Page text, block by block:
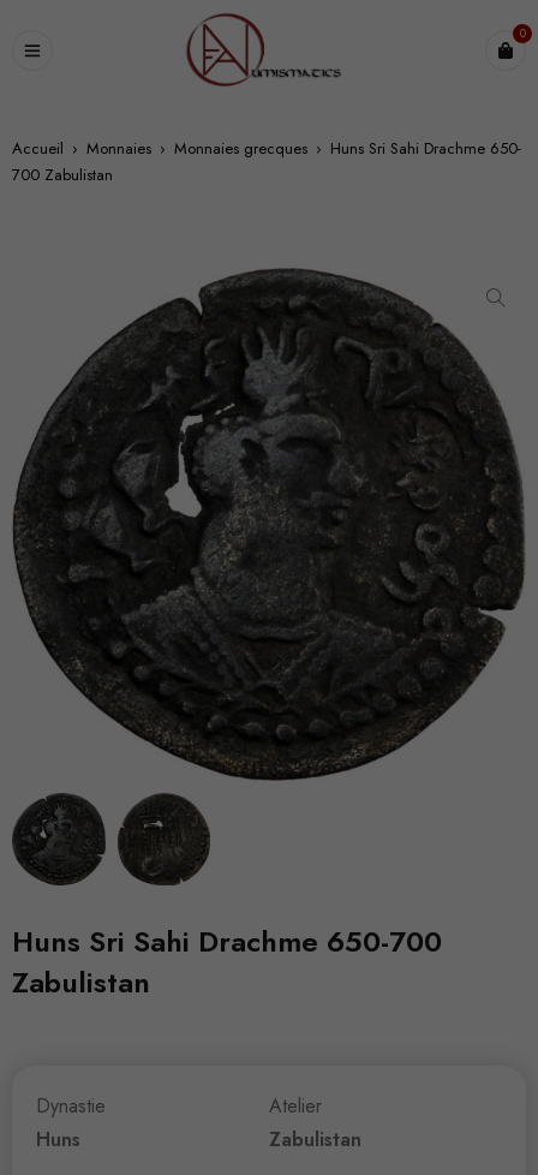
0
Accueil › Monnaies › Monnaies grecques › Huns Sri Sahi Drachme 650-
700 Zabulistan
Huns Sri Sahi Drachme 650-700
Zabulistan
Dynastie
Huns
Atelier
Zabulistan